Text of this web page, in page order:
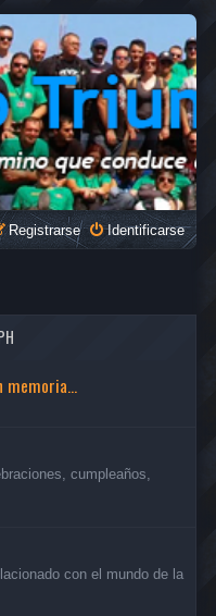
Identificarse
Registrarse
memoria...
cumpleaños,
con el mundo de la